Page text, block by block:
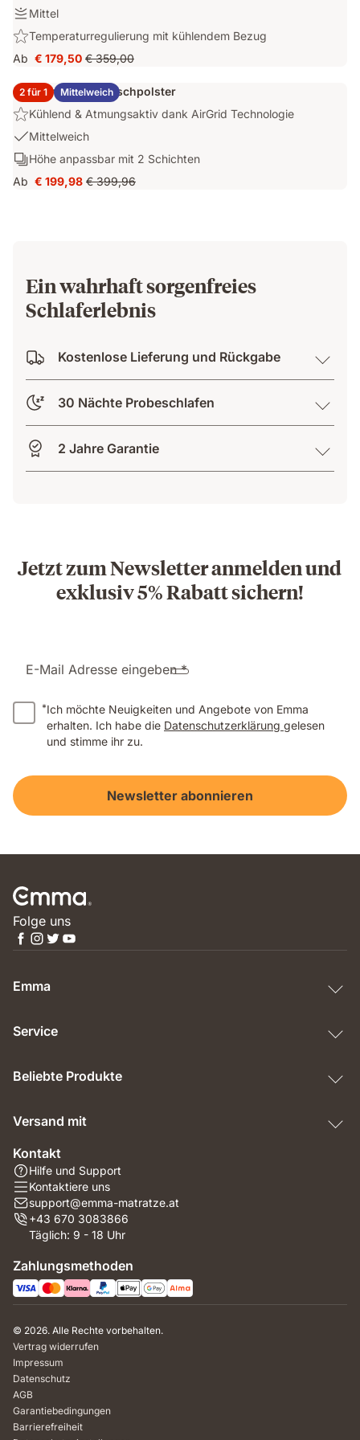
Öffnen
Stauraum
8
cm
Festigkeit:
Mittel
Mittel
Highlight:
Temperaturregulierung
mit
kühlendem
Bezug
Temperaturregulierung mit kühlendem Bezug
Ab Preis
€ 179,50
€ 179,50 Ursprünglicher
Preis
€ 359,00
€ 359,00
2 für 1 Mittelweich
2x Emma Elite Flauschpolster
Highlight:
Kühlend
&
Atmungsaktiv
dank
Kühlend & Atmungsaktiv dank AirGrid Technologie
USP
1:
Mittelweich
Mittelweich
Schichten:
Höhe
anpassbar
Höhe anpassbar mit 2 Schichten
Ab Preis
€ 199,98 Ursprünglicher
€ 399,96
Ein wahrhaft sorgenfreies
Schlaferlebnis
Kostenlose Lieferung und Rückgabe
30 Nächte Probeschlafen
2 Jahre Garantie
Jetzt zum Newsletter anmelden und
exklusiv 5% Rabatt sichern!
E-Mail Adresse eingeben *
*Ich möchte Neuigkeiten und Angebote von Emma
erhalten. Ich habe die Datenschutzerklärung gelesen
und stimme ihr zu.
Newsletter abonnieren
Folge uns
Emma
Service
Beliebte Produkte
Versand mit
Kontakt
Hilfe und Support
Kontaktiere uns
support@emma-matratze.at
+43 670 3083866
Täglich: 9 - 18 Uhr
Zahlungsmethoden
© 2026. Alle Rechte vorbehalten.
Vertrag widerrufen
Impressum
Datenschutz
AGB
Garantiebedingungen
Barrierefreiheit